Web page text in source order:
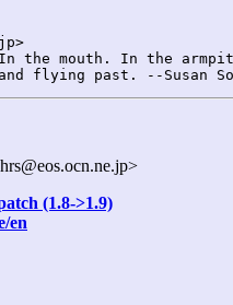
the mouth. In the
(1.8->1.9)
en